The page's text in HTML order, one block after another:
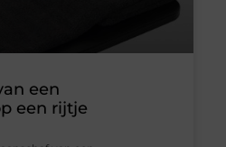
een
een rijtje